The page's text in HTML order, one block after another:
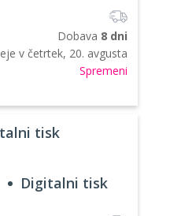
Dobava 8 dni
v četrtek, 20. avgusta
Spremeni
tisk
Digitalni tisk